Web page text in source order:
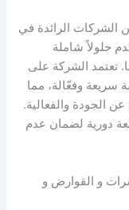
الشركات الرائدة في
حلولاً شاملة
تعتمد الشركة على
سريعة وفعّالة، مما
عن الجودة والفعالية.
دورية لضمان عدم
و القوارض و